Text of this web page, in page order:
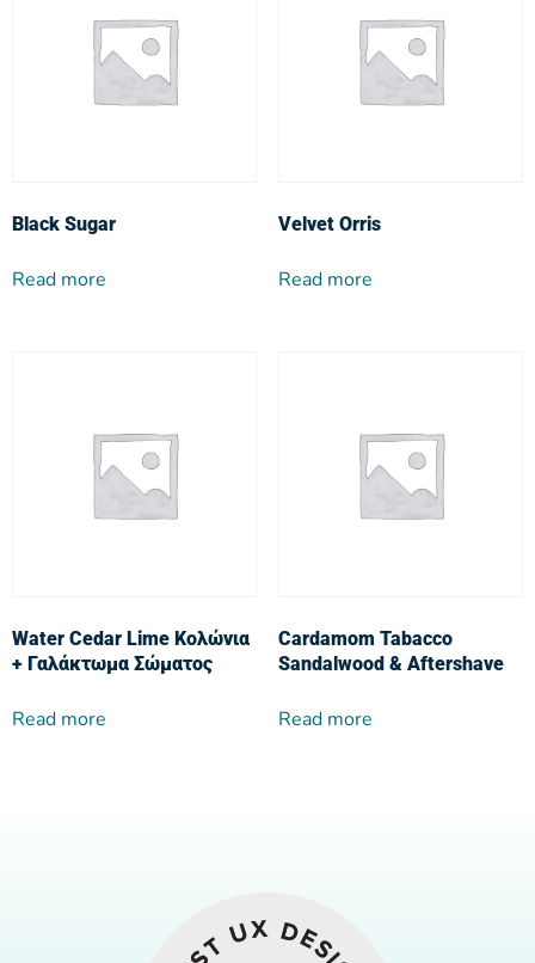
Black Sugar
Read more
Velvet Orris
Read more
Water Cedar Lime Κολώνια
+ Γαλάκτωμα Σώματος
Read more
Cardamom Tabacco
Sandalwood & Aftershave
Read more